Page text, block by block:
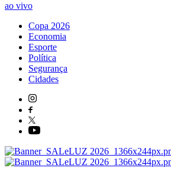
ao vivo
Copa 2026
Economia
Esporte
Política
Segurança
Cidades